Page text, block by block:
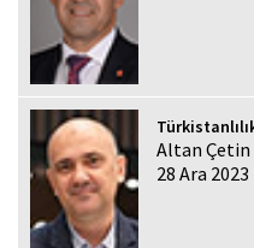
Altan Çetin
28 Ara 2023